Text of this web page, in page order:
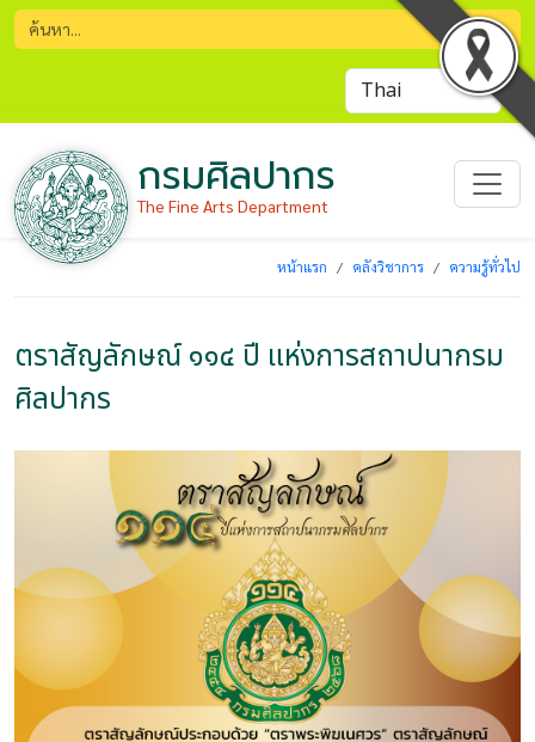
กรมศิลปากร
The Fine Arts Department
หน้าแรก คลังวิชาการ ความรู้ทั่วไป
ตราสัญลักษณ์ ๑๑๔ ปี แห่งการสถาปนากรม
ศิลปากร